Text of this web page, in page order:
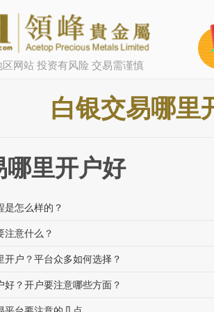
网站 投资有风险 交易需谨慎
白银交易哪里
哪里开户好
是怎么样的？
注意什么？
开户？平台众多如何选择？
好？开户要注意哪些方面？